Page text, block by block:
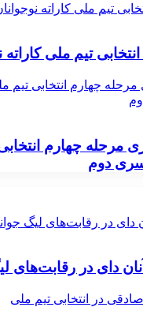
تیم ملی کاراته
تیم ملی
چهارم انتخابی تیم
مرحله چهارم
سری دوم
دای در رقابت‌های لیگ جوانان
دای در رقابت‌های لیگ
در انتخابی تیم ملی